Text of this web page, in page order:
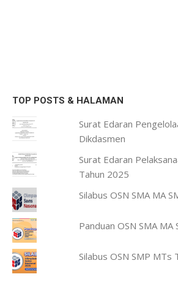
TOP POSTS & HALAMAN
Surat Edaran
Dikdasmen
Surat Edaran
Tahun 2025
Silabus OSN SMA MA
Panduan OSN SMA
Silabus OSN SMP MTs